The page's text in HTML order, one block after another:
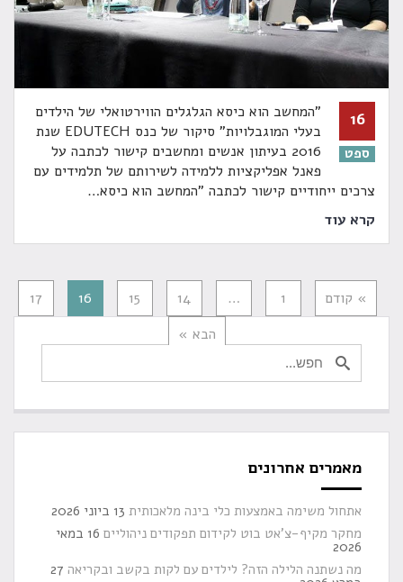
16
ספט
"המחשב הוא כיסא הגלגלים הווירטואלי של הילדים
בעלי המוגבלויות" סיקור של כנס EDUTECH שנת
2016 בעיתון אנשים ומחשבים קישור לכתבה על
פאנל אפליקציות ללמידה לשירותם של תלמידים עם
צרכים ייחודיים קישור לכתבה "המחשב הוא כיסא…
קרא עוד
» קודם 1
…
14
15
16
17
הבא »
מאמרים אחרונים
אתחול משימה באמצעות כלי בינה מלאכותית 13 ביוני 2026
מחקר מקיף-צ'אט בוט לקידום תפקודים ניהוליים
16 במאי
2026
מה נשתנה הלילה הזה? לילדים עם לקות בקשב ובקריאה 27